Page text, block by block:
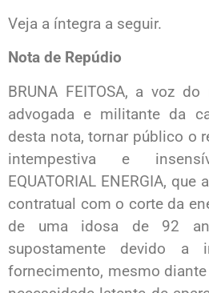
Veja a íntegra a seguir.
Nota de Repúdio
BRUNA FEITOSA, a voz
advogada e militante da
desta nota, tornar público o
intempestiva e
EQUATORIAL ENERGIA,
contratual com o corte da
de uma idosa de 92
supostamente devido a
fornecimento, mesmo